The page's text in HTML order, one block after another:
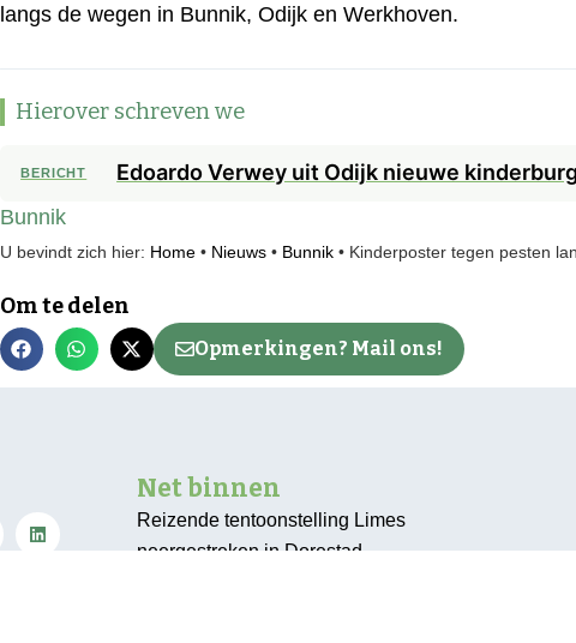
langs de wegen in Bunnik, Odijk en Werkhoven.
Hierover schreven we
BERICHT Edoardo Verwey uit Odijk nieuwe
Bunnik
U bevindt zich hier: Home• Nieuws• Bunnik• Kinderposter tegen pesten
Om te delen
Opmerkingen? Mail ons!
Net binnen
Reizende tentoonstelling Limes
neergestreken in Dorestad